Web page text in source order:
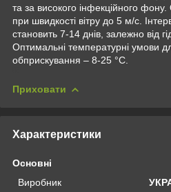
та за високого інфекційного
при швидкості вітру до 5 м/с.
становить 7-14 днів, залежно від
Оптимальні температурні умови
обприскування – 8-25 °С.
Приховати
Характеристики
Основні
Виробник